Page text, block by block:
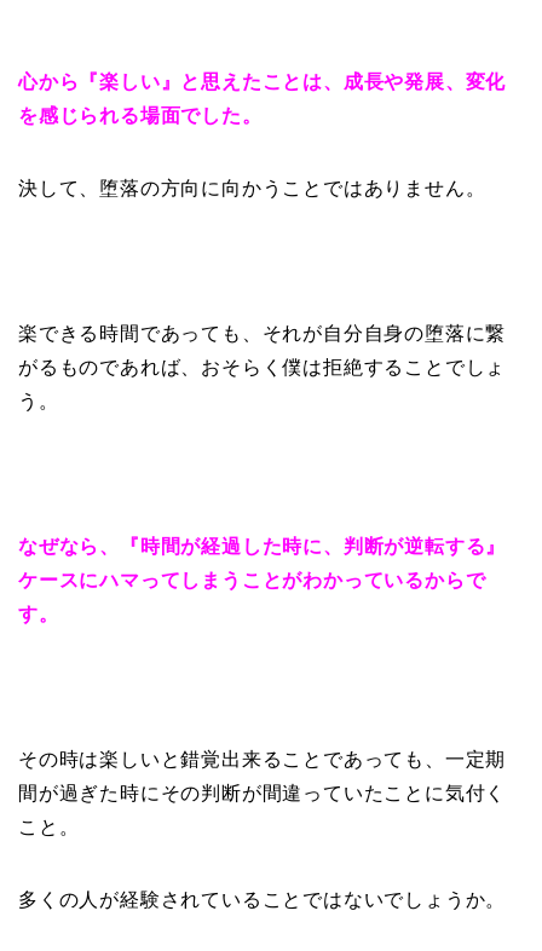
心から『楽しい』と思えたことは、成長や発展、変化
を感じられる場面でした。
決して、堕落の方向に向かうことではありません。
楽できる時間であっても、それが自分自身の堕落に繋
がるものであれば、おそらく僕は拒絶することでしょ
う。
なぜなら、『時間が経過した時に、判断が逆転する』
ケースにハマってしまうことがわかっているからで
す。
その時は楽しいと錯覚出来ることであっても、一定期
間が過ぎた時にその判断が間違っていたことに気付く
こと。
多くの人が経験されていることではないでしょうか。